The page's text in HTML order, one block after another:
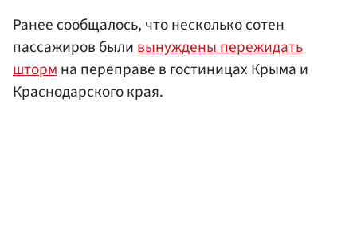
Ранее сообщалось, что несколько сотен
пассажиров быливынуждены пережидать
штормна переправе в гостиницах Крыма и
Краснодарского края.